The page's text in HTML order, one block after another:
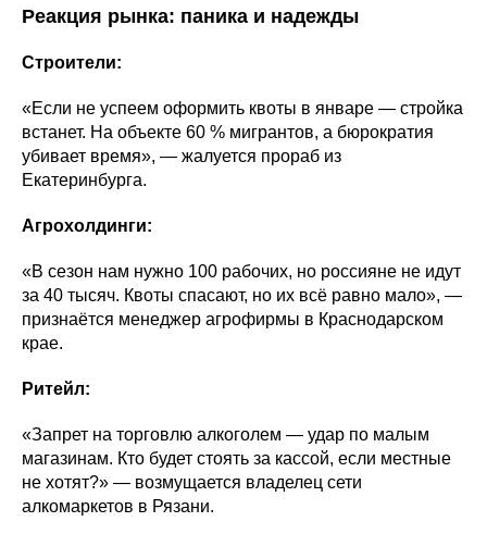
Реакция рынка: паника и надежды
Строители:
«Если не успеем оформить квоты в январе — стройка
встанет. На объекте 60 % мигрантов, а бюрократия
убивает время», — жалуется прораб из
Екатеринбурга.
Агрохолдинги:
«В сезон нам нужно 100 рабочих, но россияне не идут
за 40 тысяч. Квоты спасают, но их всё равно мало», —
признаётся менеджер агрофирмы в Краснодарском
крае.
Ритейл:
«Запрет на торговлю алкоголем — удар по малым
магазинам. Кто будет стоять за кассой, если местные
не хотят?» — возмущается владелец сети
алкомаркетов в Рязани.